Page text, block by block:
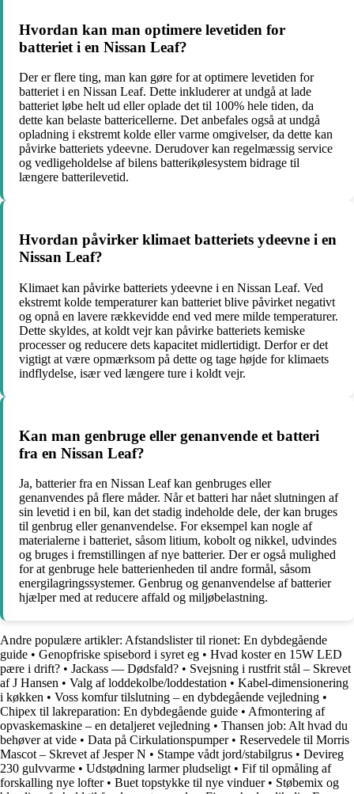
Hvordan kan man optimere levetiden for
batteriet i en Nissan Leaf?
Der er flere ting, man kan gøre for at optimere levetiden for
batteriet i en Nissan Leaf. Dette inkluderer at undgå at lade
batteriet løbe helt ud eller oplade det til 100% hele tiden, da
dette kan belaste battericellerne. Det anbefales også at undgå
opladning i ekstremt kolde eller varme omgivelser, da dette kan
påvirke batteriets ydeevne. Derudover kan regelmæssig service
og vedligeholdelse af bilens batterikølesystem bidrage til
længere batterilevetid.
Hvordan påvirker klimaet batteriets ydeevne i en
Nissan Leaf?
Klimaet kan påvirke batteriets ydeevne i en Nissan Leaf. Ved
ekstremt kolde temperaturer kan batteriet blive påvirket negativt
og opnå en lavere rækkevidde end ved mere milde temperaturer.
Dette skyldes, at koldt vejr kan påvirke batteriets kemiske
processer og reducere dets kapacitet midlertidigt. Derfor er det
vigtigt at være opmærksom på dette og tage højde for klimaets
indflydelse, især ved længere ture i koldt vejr.
Kan man genbruge eller genanvende et batteri
fra en Nissan Leaf?
Ja, batterier fra en Nissan Leaf kan genbruges eller
genanvendes på flere måder. Når et batteri har nået slutningen af
​​sin levetid i en bil, kan det stadig indeholde dele, der kan bruges
til genbrug eller genanvendelse. For eksempel kan nogle af
materialerne i batteriet, såsom litium, kobolt og nikkel, udvindes
og bruges i fremstillingen af ​​nye batterier. Der er også mulighed
for at genbruge hele batterienheden til andre formål, såsom
energilagringssystemer. Genbrug og genanvendelse af batterier
hjælper med at reducere affald og miljøbelastning.
Andre populære artikler: Afstandslister til rionet: En dybdegående
guide • Genopfriske spisebord i syret eg • Hvad koster en 15W LED
pære i drift? • Jackass — Dødsfald? • Svejsning i rustfrit stål – Skrevet
af J Hansen • Valg af loddekolbe/loddestation • Kabel-dimensionering
i køkken • Voss komfur tilslutning – en dybdegående vejledning •
Chipex til lakreparation: En dybdegående guide • Afmontering af
opvaskemaskine – en detaljeret vejledning • Thansen job: Alt hvad du
behøver at vide • Data på Cirkulationspumper• Reservedele til Morris
Mascot – Skrevet af Jesper N • Stampe vådt jord/stabilgrus • Devireg
230 gulvvarme • Udstødning larmer pludseligt • Fif til opmåling af
forskalling nye lofter• Buet topstykke til nye vinduer• Støbemix og